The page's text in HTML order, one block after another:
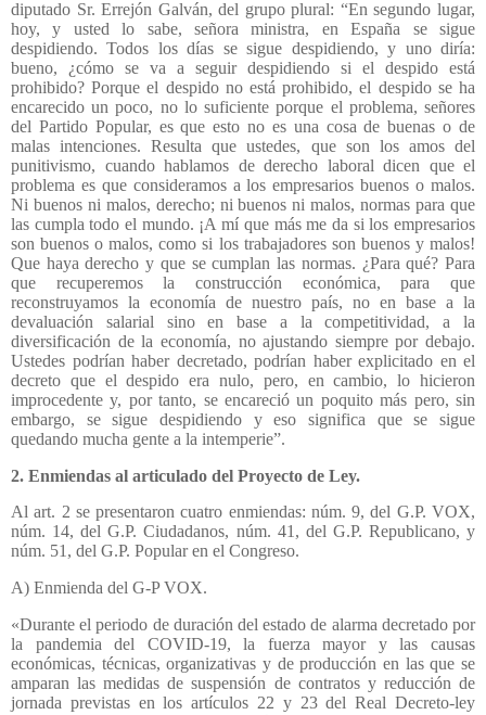
diputado Sr. Errejón Galván, del grupo plural: “En segundo lugar,
hoy, y usted lo sabe, señora ministra, en España se sigue
despidiendo. Todos los días se sigue despidiendo, y uno diría:
bueno, ¿cómo se va a seguir despidiendo si el despido está
prohibido? Porque el despido no está prohibido, el despido se ha
encarecido un poco, no lo suficiente porque el problema, señores
del Partido Popular, es que esto no es una cosa de buenas o de
malas intenciones. Resulta que ustedes, que son los amos del
punitivismo, cuando hablamos de derecho laboral dicen que el
problema es que consideramos a los empresarios buenos o malos.
Ni buenos ni malos, derecho; ni buenos ni malos, normas para que
las cumpla todo el mundo. ¡A mí que más me da si los empresarios
son buenos o malos, como si los trabajadores son buenos y malos!
Que haya derecho y que se cumplan las normas. ¿Para qué? Para
que recuperemos la construcción económica, para que
reconstruyamos la economía de nuestro país, no en base a la
devaluación salarial sino en base a la competitividad, a la
diversificación de la economía, no ajustando siempre por debajo.
Ustedes podrían haber decretado, podrían haber explicitado en el
decreto que el despido era nulo, pero, en cambio, lo hicieron
improcedente y, por tanto, se encareció un poquito más pero, sin
embargo, se sigue despidiendo y eso significa que se sigue
quedando mucha gente a la intemperie”.
2. Enmiendas al articulado del Proyecto de Ley.
Al art. 2 se presentaron cuatro enmiendas: núm. 9, del G.P. VOX,
núm. 14, del G.P. Ciudadanos, núm. 41, del G.P. Republicano, y
núm. 51, del G.P. Popular en el Congreso.
A) Enmienda del G-P VOX.
«Durante el periodo de duración del estado de alarma decretado por
la pandemia del COVID-19, la fuerza mayor y las causas
económicas, técnicas, organizativas y de producción en las que se
amparan las medidas de suspensión de contratos y reducción de
jornada previstas en los artículos 22 y 23 del Real Decreto-ley